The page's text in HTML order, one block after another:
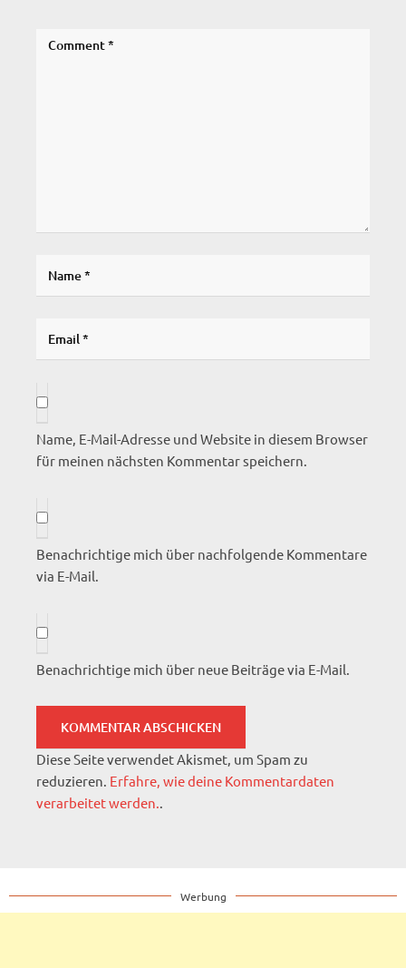
Name, E-Mail-Adresse und Website in diesem Browser
für meinen nächsten Kommentar speichern.
Benachrichtige mich über nachfolgende Kommentare
via E-Mail.
Benachrichtige mich über neue Beiträge via E-Mail.
Diese Seite verwendet Akismet, um Spam zu
reduzieren. Erfahre, wie deine Kommentardaten
verarbeitet werden.
Werbung